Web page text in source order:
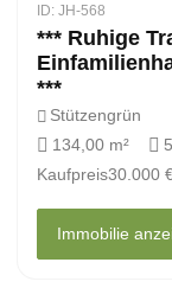
ID: JH-568
*** Ruhige
***
Stützengrün
134,00 m²
5
Kaufpreis30.000
Immobilie